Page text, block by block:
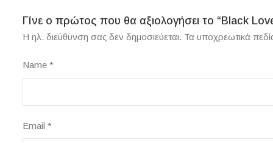
Γίνε ο πρώτος που θα αξιολογήσει το “Black
Η ηλ. διεύθυνση σας δεν δημοσιεύεται. Τα υποχρεωτικά
Name *
Email *